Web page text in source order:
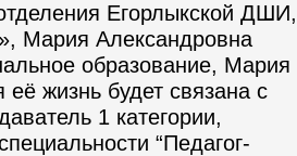
Егорлыкской ДШИ,
Мария Александровна
образование, Мария
жизнь будет связана с
1 категории,
“Педагог-